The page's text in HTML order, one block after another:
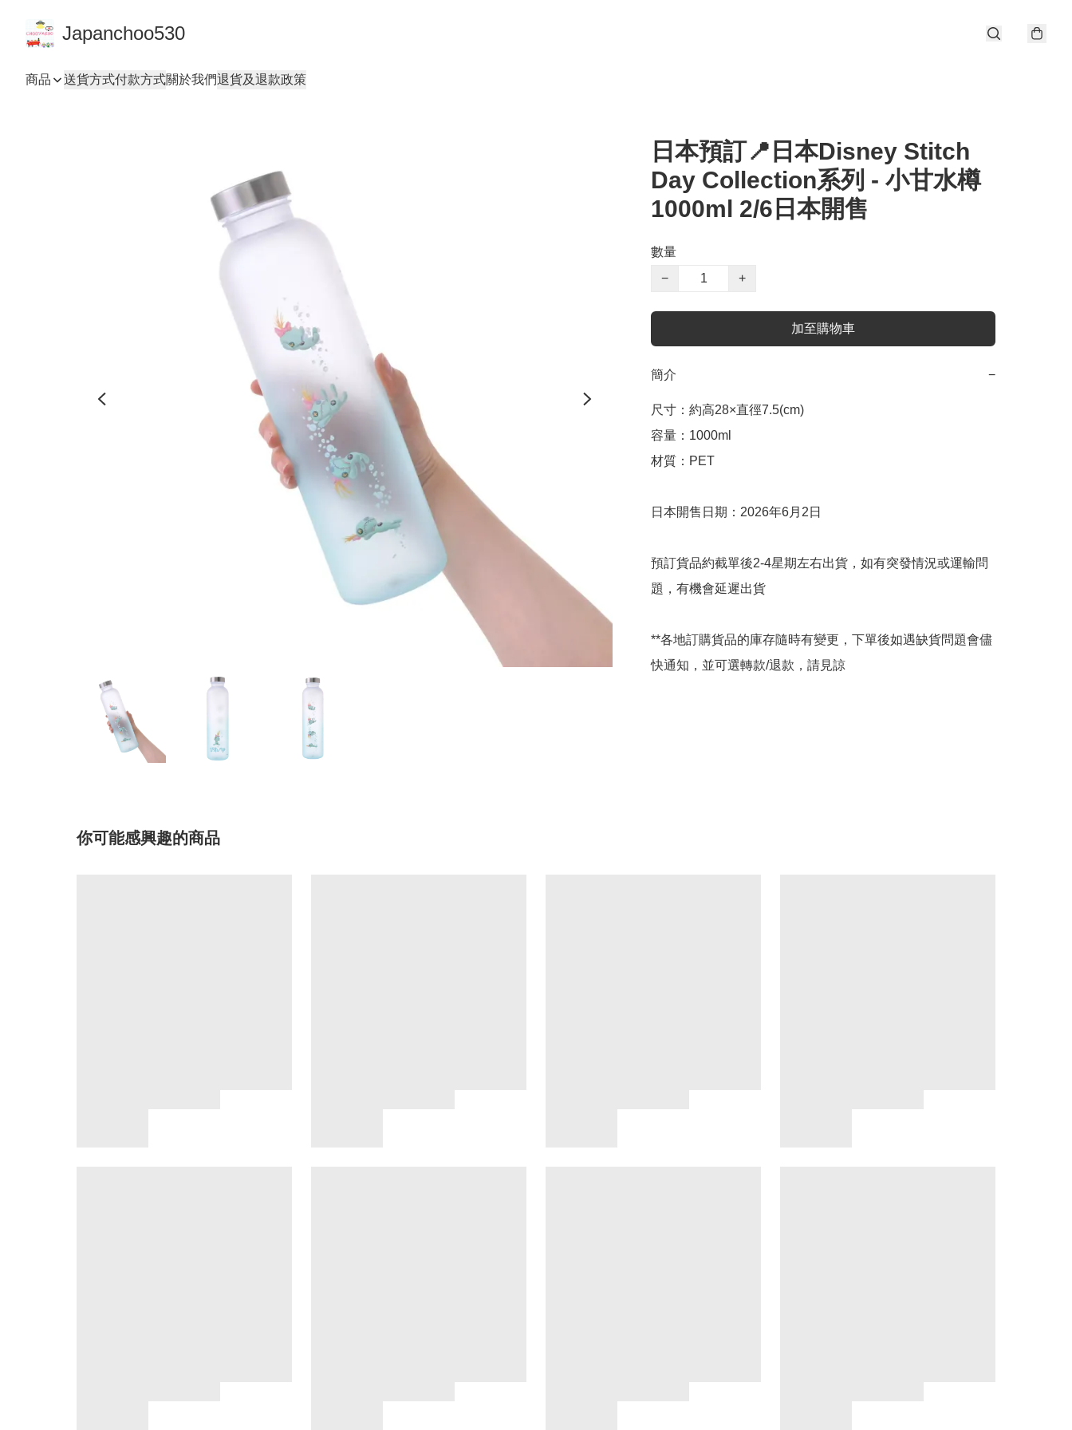
Japanchoo530
商品 送貨方式付款方式關於我們退貨及退款政策
日本預訂📍日本Disney Stitch
Day Collection系列 - 小甘水樽
1000ml 2/6日本開售
數量
−
+
加至購物車
簡介 −
尺寸：約高28×直徑7.5(cm)
容量：1000ml
材質：PET
日本開售日期：2026年6月2日
預訂貨品約截單後2-4星期左右出貨，如有突發情況或運輸問
題，有機會延遲出貨
**各地訂購貨品的庫存隨時有變更，下單後如遇缺貨問題會儘
快通知，並可選轉款/退款，請見諒
你可能感興趣的商品